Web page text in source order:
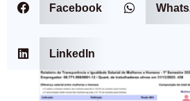
Facebook
LinkedIn